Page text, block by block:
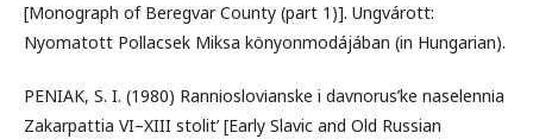
[Monograph of Beregvar County (part 1)]. Ungvárott:
Nyomatott Pollacsek Miksa könyonmodájában (in Hungarian).
PENIAK, S. I. (1980) Rannіoslovіanske i davnorus’ke naselennіa
Zakarpattia VI–XIII stolit’ [Early Slavic and Old Russian